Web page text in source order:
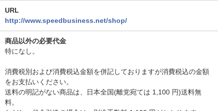
URL
http://www.speedbusiness.net/shop/
商品以外の必要代金
特になし。
消費税別および消費税込金額を併記しておりますが消費税込の金額
をお支払いください。
送料の明記がない商品は、日本全国(離党宛ては 1,100 円)送料無
料。